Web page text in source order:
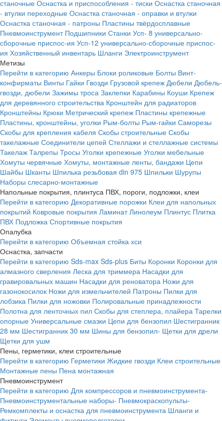
станочные Оснастка и приспособления - тиски Оснастка станочная
- втулки переходные Оснастка станочная - оправки и втулки
Оснастка станочная - патроны Пластины твёрдосплавные
Пневмоинструмент Подшипники Станки Усп- 8 универсально-
сборочные приспос-ия Усп-12 универсально-сборочные приспос-
ия Хозяйственный инвентарь Шланги Электроинструмент
Метизы
Перейти в категорию Анкеры Блоки роликовые Болты Винт-
конфирматы Винты Гайки Гвозди Грузовой крепеж Дюбели Дюбель-
гвозди, дюбели Зажимы троса Заклепки Карабины Коуши Крепеж
для деревянного строительства Кронштейн для радиаторов
Кронштейны Крюки Метрический крепеж Пластины крепежные
Пластины, кронштейны, уголки Рым-болты Рым-гайки Саморезы
Скобы для крепления кабеля Скобы строительные Скобы
такелажные Соединители цепей Стеллажи и стеллажные системы
Такелаж Талрепы Тросы Уголки крепежные Уголки мебельные
Хомуты червячные Хомуты, монтажные ленты, бандажи Цепи
Шайбы Шканты Шпилька резьбовая din 975 Шпильки Шурупы
Наборы слесарно-монтажные
Напольные покрытия, плинтуса ПВХ, пороги, подложки, клеи
Перейти в категорию Декоративные порожки Клеи для напольных
покрытий Ковровые покрытия Ламинат Линолеум Плинтус Плитка
ПВХ Подложка Спортивные покрытия
Опалубка
Перейти в категорию Объемная стойка хси
Оснастка, запчасти
Перейти в категорию Sds-max Sds-plus Биты Коронки Коронки для
алмазного сверления Леска для триммера Насадки для
гравировальных машин Насадки для реноватора Ножи для
газонокосилок Ножи для измельчителей Патроны Пилки для
лобзика Пилки для ножовки Полировальные принадлежности
Полотна для ленточных пил Скобы для степлера, плайера Тарелки
опорные Универсальные смазки Цепи для бензопил Шестигранник
28 мм Шестигранник 30 мм Шины для бензопил- Щетки для дрели
Щетки для ушм
Пены, герметики, клеи строительные
Перейти в категорию Герметики Жидкие гвозди Клеи строительные
Монтажные пены Пена монтажная
Пневмоинструмент
Перейти в категорию Для компрессоров и пневмоинструмента-
Пневмоинструментальные наборы- Пневмокраскопульты-
Ремкомплекты и оснастка для пневмоинструмента Шланги и